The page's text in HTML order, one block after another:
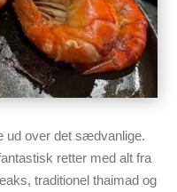
ud over det sædvanlige.
retter med alt fra
traditionel thaimad og